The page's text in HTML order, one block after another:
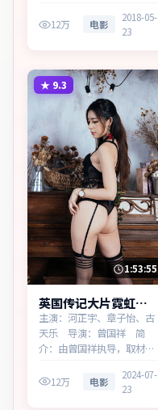
印度出品的喜剧作品。在一
座滨海工业城市，叙事围绕
见证小人物的尊严突围。主
演以细腻表演撑起情感层
次，兼顾观赏性与现实意
12万 电影
2018-05-
23
★ 9.3
1:53:55
英国传记大片霓虹回
响热播更新中
主演：河正宇、章子怡、古
天乐 导演：曾国祥 简
介：由曾国祥执导，取材于
记作品。在边境小城与首都
之间，叙事围绕人物抉择与
12万 电影
2024-07-
23